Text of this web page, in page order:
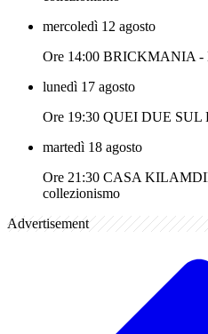
mercoledì 12 agosto
Ore 14:00 BRICKMANIA -
lunedì 17 agosto
Ore 19:30 QUEI DUE SUL
martedì 18 agosto
Ore 21:30 CASA
collezionismo
Advertisement